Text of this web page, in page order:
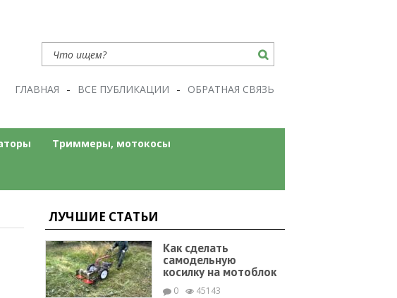
ГЛАВНАЯ ВСЕ ПУБЛИКАЦИИ ОБРАТНАЯ СВЯЗЬ
Триммеры, мотокосы
ЛУЧШИЕ СТАТЬИ
Как сделать
самодельную
косилку на мотоблок
0 45143